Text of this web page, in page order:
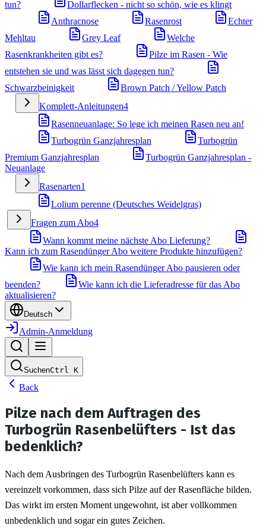
tun?
Dollarflecken - nicht so schön, wie es klingt
Anthracnose
Rasenrost
Echter
Mehltau
Grey Leaf
Welche
Rasenkrankheiten gibt es?
Pilze im Rasen - Wie
entstehen sie und was lässt sich dagegen tun?
Schwarzbeinigkeit
Brown Patch / Yellow Patch
Komplett-Anleitungen4
Rasenneuanlage: So lege ich meinen Rasen neu an!
Turbogrün Ganzjahresplan
Turbogrün
Premium Ganzjahresplan
Turbogrün Ganzjahresplan -
Neuanlage
Rasenarten1
Lolium perenne (Deutsches Weidelgras)
Fragen zum Abo4
Wann kommt meine nächste Abo Lieferung?
Kann ich zum Rasendünger Abo weitere Produkte hinzufügen?
Wie kann ich mein Rasendünger Abo pausieren oder
beenden?
Wie kann ich die Lieferadresse für das Abo
aktualisieren?
Deutsch
Admin-Anmeldung
SuchenCtrl K
Back
Pilze nach dem Auftragen des
Turbogrün Rasenbelüfters - Ist das
bedenklich?
Nach dem Ausbringen des Turbogrün Rasenbelüfters kann es
vereinzelt vorkommen, dass sich Pilze auf der Rasenfläche bilden.
Das wirkt im ersten Moment ungewohnt, ist aber vollkommen
unbedenklich und sogar ein gutes Zeichen.